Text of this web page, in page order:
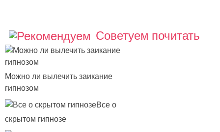
Советуем почитать
Можно ли вылечить заикание
гипнозом
Все о
скрытом гипнозе